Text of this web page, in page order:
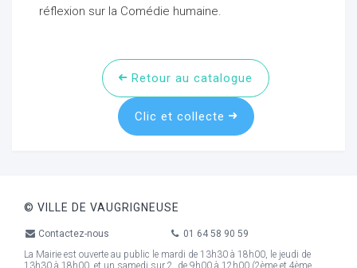
réflexion sur la Comédie humaine.
Retour au catalogue
Clic et collecte
© VILLE DE VAUGRIGNEUSE
Contactez-nous
01 64 58 90 59
La Mairie est ouverte au public le mardi de 13h30 à 18h00, le jeudi de
13h30 à 18h00, et un samedi sur 2, de 9h00 à 12h00 (2ème et 4ème